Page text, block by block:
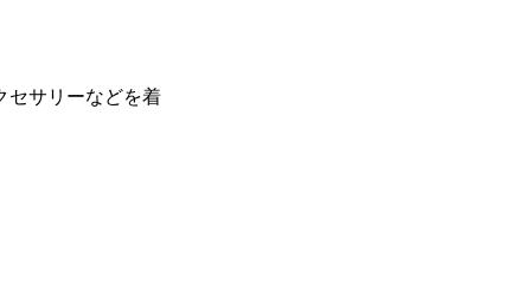
セサリーなどを着